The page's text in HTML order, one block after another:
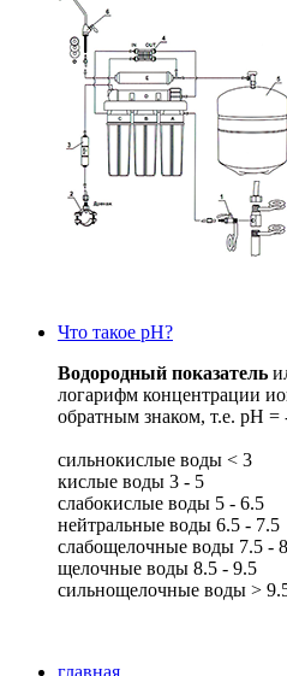
Что такое рН?
Водородный показатель
логарифм концентрации
обратным знаком, т.е. pH
сильнокислые воды < 3
кислые воды 3 - 5
слабокислые воды 5 - 6.5
нейтральные воды 6.5 - 7.5
слабощелочные воды 7.5 -
щелочные воды 8.5 - 9.5
сильнощелочные воды >